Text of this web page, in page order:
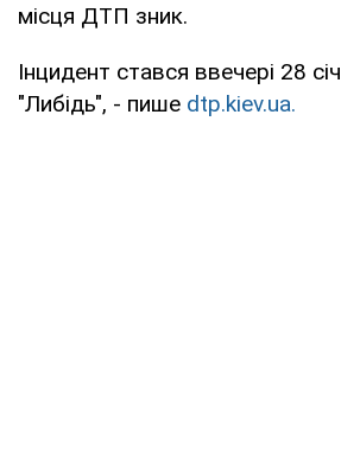
місця ДТП зник.
Інцидент стався ввечері 28
"Либідь", - пише dtp.kiev.ua.